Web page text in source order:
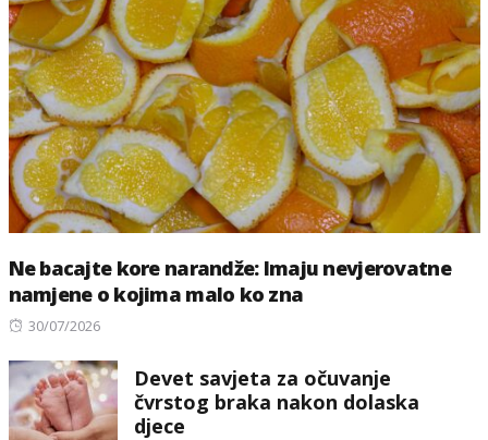
Ne bacajte kore narandže: Imaju nevjerovatne
namjene o kojima malo ko zna
Posted
30/07/2026
Devet savjeta za očuvanje
čvrstog braka nakon dolaska
djece